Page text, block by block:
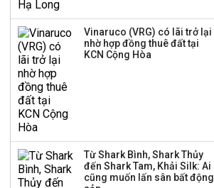
hàng
Dự án Sheraton Phú
Huấn Hoa Hồng bỗng
dưng ‘biến mất’, một
công ty khác đã giải thể
Vinaruco (VRG) có lãi trở lại
nhờ hợp đồng thuê đất tại
KCN Cộng Hòa
Từ Shark Bình, Shark Thủy
đến Shark Tam, Khải Silk: Ai
cũng muốn lấn sân bất động